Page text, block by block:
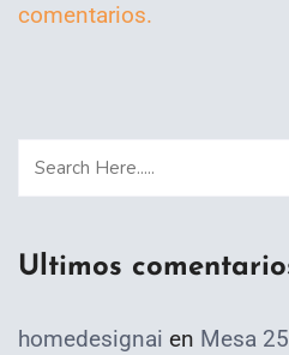
comentarios.
Ultimos
homedesignai en Mesa